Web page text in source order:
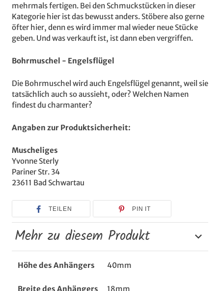
mehrmals fertigen. Bei den Schmuckstücken in dieser
Kategorie hier ist das bewusst anders. Stöbere also gerne
öfter hier, denn es wird immer mal wieder neue Stücke
geben. Und was verkauft ist, ist dann eben vergriffen.
Bohrmuschel - Engelsflügel
Die Bohrmuschel wird auch Engelsflügel genannt, weil sie
tatsächlich auch so aussieht, oder? Welchen Namen
findest du charmanter?
Angaben zur Produktsicherheit:
Muscheliges
Yvonne Sterly
Pariner Str. 34
23611 Bad Schwartau
TEILEN PIN IT
Mehr zu diesem Produkt
Höhe des Anhängers 40mm
Breite des Anhängers 18mm